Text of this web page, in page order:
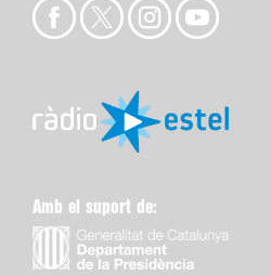
Amb el suport de: